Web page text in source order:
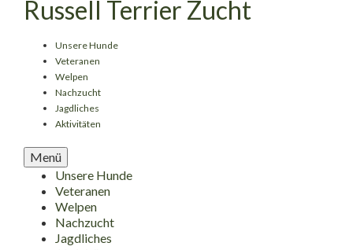
Unsere Hunde
Veteranen
Welpen
Nachzucht
Jagdliches
Aktivitäten
Menü
Unsere Hunde
Veteranen
Welpen
Nachzucht
Jagdliches